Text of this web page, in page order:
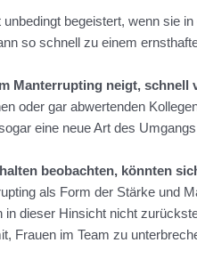
begeistert, wenn sie
so schnell zu einem
Manterrupting neigt, schnell
oder gar abwertenden
eine neue Art des
beobachten, könnten
als Form der Stärke und
in dieser Hinsicht nicht
Frauen im Team zu